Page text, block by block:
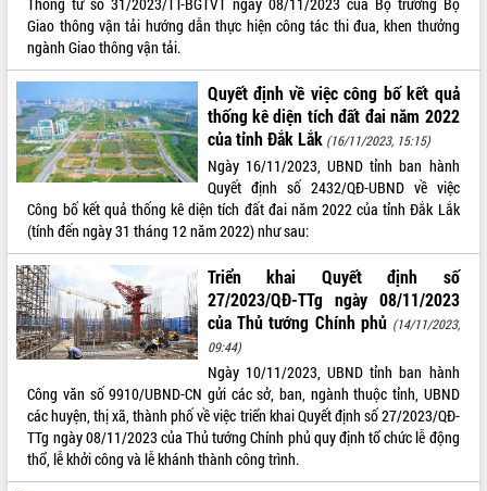
Giao thông vận tải hướng dẫn thực hiện công tác thi đua, khen thưởng
ngành Giao thông vận tải.
Quyết định về việc công bố kết quả
thống kê diện tích đất đai năm 2022
của tỉnh Đắk Lắk (16/11/2023, 15:15)
Ngày 16/11/2023, UBND tỉnh ban hành
Quyết định số 2432/QĐ-UBND về việc
Công bố kết quả thống kê diện tích đất đai năm 2022 của tỉnh Đắk Lắk
(tính đến ngày 31 tháng 12 năm 2022) như sau:
Triển khai Quyết định số
27/2023/QĐ-TTg ngày 08/11/2023
của Thủ tướng Chính phủ (14/11/2023,
09:44)
Ngày 10/11/2023, UBND tỉnh ban hành
Công văn số 9910/UBND-CN gửi các sở, ban, ngành thuộc tỉnh, UBND
các huyện, thị xã, thành phố về việc triển khai Quyết định số 27/2023/QĐ-
TTg ngày 08/11/2023 của Thủ tướng Chính phủ quy định tổ chức lễ động
thổ, lễ khởi công và lễ khánh thành công trình.